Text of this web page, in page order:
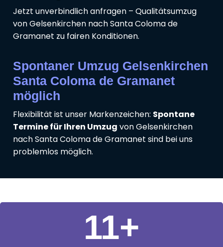
Jetzt unverbindlich anfragen – Qualitätsumzug
von Gelsenkirchen nach Santa Coloma de
Gramanet zu fairen Konditionen.
Spontaner Umzug Gelsenkirchen
Santa Coloma de Gramanet
möglich
Flexibilität ist unser Markenzeichen: Spontane
Termine für Ihren Umzug von Gelsenkirchen
nach Santa Coloma de Gramanet sind bei uns
problemlos möglich.
11+